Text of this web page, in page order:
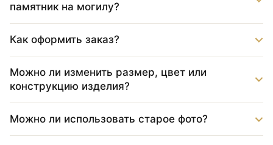
памятник на могилу?
Как оформить заказ?
Можно ли изменить размер, цвет или
конструкцию изделия?
Можно ли использовать старое фото?